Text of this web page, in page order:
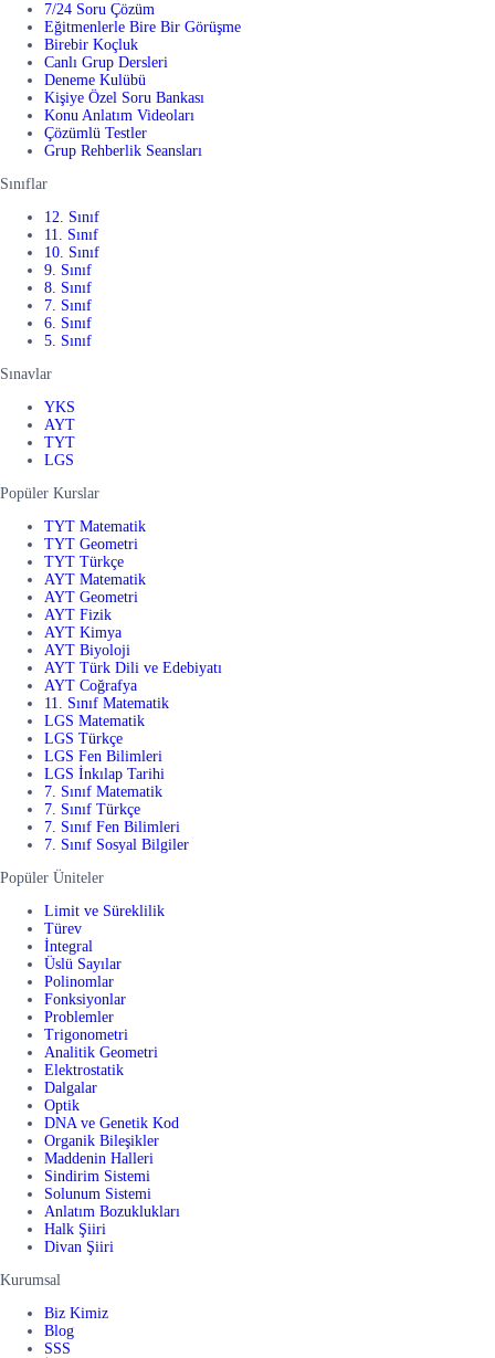
7/24 Soru Çözüm
Eğitmenlerle Bire Bir Görüşme
Birebir Koçluk
Canlı Grup Dersleri
Deneme Kulübü
Kişiye Özel Soru Bankası
Konu Anlatım Videoları
Çözümlü Testler
Grup Rehberlik Seansları
Sınıflar
12. Sınıf
11. Sınıf
10. Sınıf
9. Sınıf
8. Sınıf
7. Sınıf
6. Sınıf
5. Sınıf
Sınavlar
YKS
AYT
TYT
LGS
Popüler Kurslar
TYT Matematik
TYT Geometri
TYT Türkçe
AYT Matematik
AYT Geometri
AYT Fizik
AYT Kimya
AYT Biyoloji
AYT Türk Dili ve Edebiyatı
AYT Coğrafya
11. Sınıf Matematik
LGS Matematik
LGS Türkçe
LGS Fen Bilimleri
LGS İnkılap Tarihi
7. Sınıf Matematik
7. Sınıf Türkçe
7. Sınıf Fen Bilimleri
7. Sınıf Sosyal Bilgiler
Popüler Üniteler
Limit ve Süreklilik
Türev
İntegral
Üslü Sayılar
Polinomlar
Fonksiyonlar
Problemler
Trigonometri
Analitik Geometri
Elektrostatik
Dalgalar
Optik
DNA ve Genetik Kod
Organik Bileşikler
Maddenin Halleri
Sindirim Sistemi
Solunum Sistemi
Anlatım Bozuklukları
Halk Şiiri
Divan Şiiri
Kurumsal
Biz Kimiz
Blog
SSS